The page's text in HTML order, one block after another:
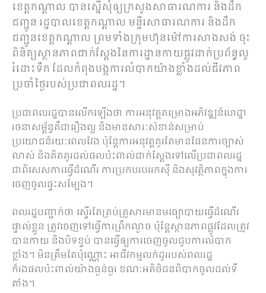
ខេត្តកណ្ដាល បានស្នើសុំឲ្យក្រសួងសាធារណការ និងដឹក
ជញ្ជូន រដ្ឋបាលខេត្តកណ្ដាល មន្ទីរសាធារណការ និងដឹក
ជញ្ជូនខេត្តកណ្ដាល ព្រមទាំងក្រុមហ៊ុនម៉ៅការសាងសង់ ចុះ
ពិនិត្យស្ថានភាពជាក់ស្ដែងនៃការដ្ឋានកាយផ្លូវដាក់ប្រព័ន្ធលូ
រំដោះទឹក ដែលកំពុងបង្កការលំបាកយ៉ាងខ្លាំងដល់ជីវភាព
ប្រចាំថ្ងៃរបស់ប្រជាពលរដ្ឋ។
ប្រជាពលរដ្ឋបានលើកឡើងថា ការអនុវត្តគម្រោងអភិវឌ្ឍន៍ហេដ្ឋា
រចនាសម្ព័ន្ធគឺជារឿងល្អ និងមានសារៈសំខាន់សម្រាប់
ប្រយោជន៍រយៈពេលវែង ប៉ុន្តែការអនុវត្តគួរតែមានផែនការច្បាស់
លាស់ និងគិតគូរដល់ផលប៉ះពាល់ជាក់ស្ដែងទៅលើប្រជាពលរដ្ឋ
ជាពិសេសការធ្វើដំណើរ ការប្រកបរបររកស៊ី និងសុវត្ថិភាពក្នុងការ
ចេញចូលផ្ទះសម្បែង។
ពលរដ្ឋបញ្ជាក់ថា ស្ទើរតែគ្រប់គ្រួសារមានមធ្យោបាយធ្វើដំណើរ
ផ្ទាល់ខ្លួន ត្រូវចេញទៅធ្វើការព្រឹកល្ងាច ប៉ុន្តែស្ថានភាពផ្លូវដែលត្រូវ
បានកាយ និងបិទខ្ទប់ បានធ្វើឲ្យការចេញចូលជួបការលំបាក
ខ្លាំង។ មិនត្រឹមតែប៉ុណ្ណោះ អាជីវកម្មលក់ដូររបស់ពលរដ្ឋ
ក៏រងផលប៉ះពាល់យ៉ាងធ្ងន់ធ្ងរ ខណៈអតិថិជនពិបាកចូលដល់ទី
តាំង។